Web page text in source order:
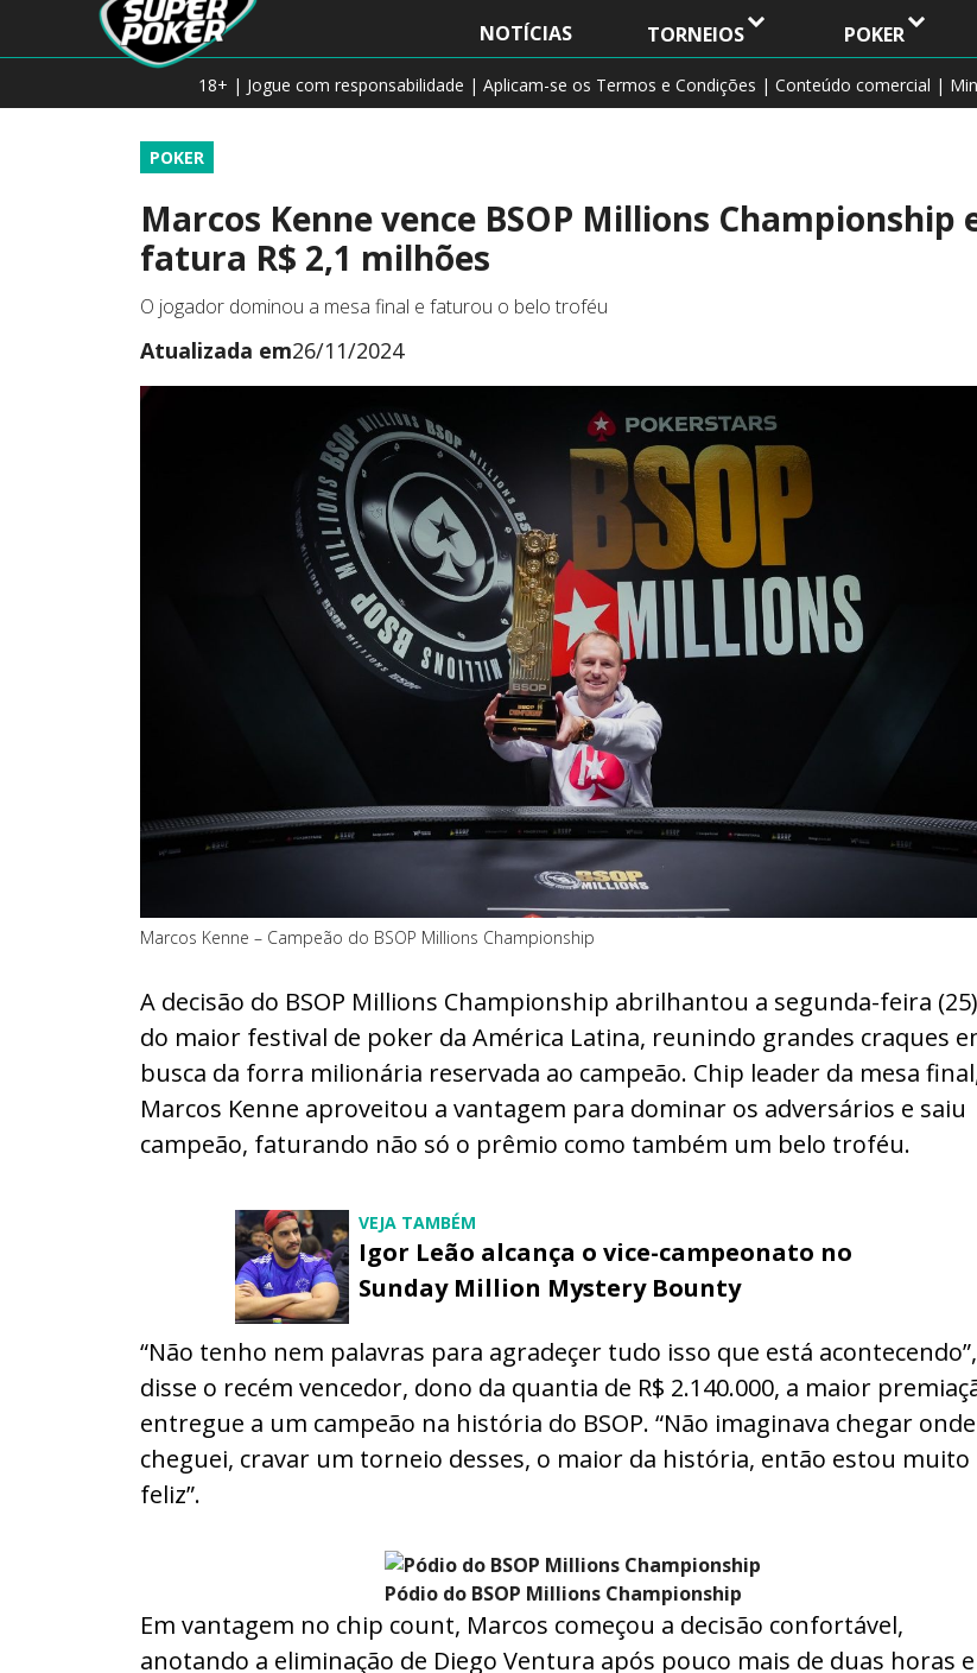
NOTÍCIAS TORNEIOS POKER
18+ | Jogue com responsabilidade | Aplicam-se os Termos e Condições | Conteúdo comercial |
POKER
Marcos Kenne vence BSOP Millions Championship
fatura R$ 2,1 milhões
O jogador dominou a mesa final e faturou o belo troféu
Atualizada em26/11/2024
Marcos Kenne – Campeão do BSOP Millions Championship
A decisão do BSOP Millions Championship abrilhantou a segunda-feira (25)
do maior festival de poker da América Latina, reunindo grandes craques
busca da forra milionária reservada ao campeão. Chip leader da mesa
Marcos Kenne aproveitou a vantagem para dominar os adversários e saiu
campeão, faturando não só o prêmio como também um belo troféu.
VEJA TAMBÉM
Igor Leão alcança o vice-campeonato no
Sunday Million Mystery Bounty
“Não tenho nem palavras para agradeçer tudo isso que está acontecendo”,
disse o recém vencedor, dono da quantia de R$ 2.140.000, a maior
entregue a um campeão na história do BSOP. “Não imaginava chegar onde
cheguei, cravar um torneio desses, o maior da história, então estou muito
feliz”.
Pódio do BSOP Millions Championship
Em vantagem no chip count, Marcos começou a decisão confortável,
anotando a eliminação de Diego Ventura após pouco mais de duas horas e